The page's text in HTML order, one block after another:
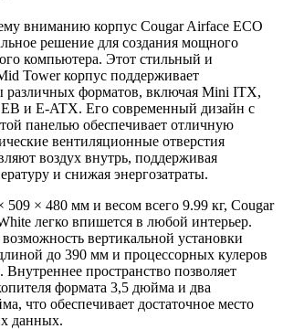
вниманию корпус Cougar Airface ECO
решение для создания мощного
компьютера. Этот стильный и
Tower корпус поддерживает
различных форматов, включая Mini ITX,
и E-ATX. Его современный дизайн с
панелью обеспечивает отличную
вентиляционные отверстия
воздух внутрь, поддерживая
и снижая энергозатраты.
509 × 480 мм и весом всего 9.99 кг, Cougar
легко впишется в любой интерьер.
вертикальной установки
до 390 мм и процессорных кулеров
пространство позволяет
формата 3,5 дюйма и два
что обеспечивает достаточное место
данных.